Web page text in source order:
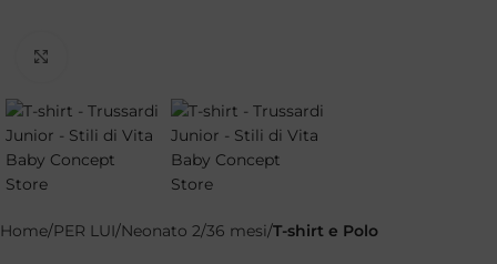
Home PER LUI Neonato 2/36 mesi T-shirt e Polo